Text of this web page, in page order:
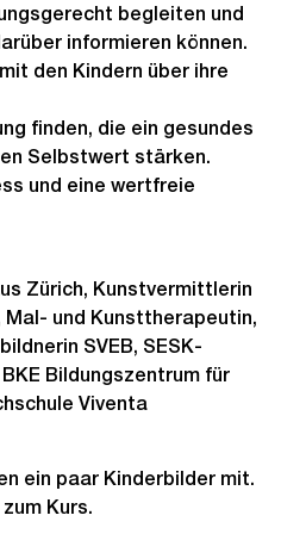
begleiten und
informieren können.
den Kindern über ihre
finden, die ein gesundes
Selbstwert stärken.
und eine wertfreie
Zürich, Kunstvermittlerin
und Kunsttherapeutin,
SVEB, SESK-
Bildungszentrum für
Viventa
ein paar Kinderbilder mit.
Kurs.